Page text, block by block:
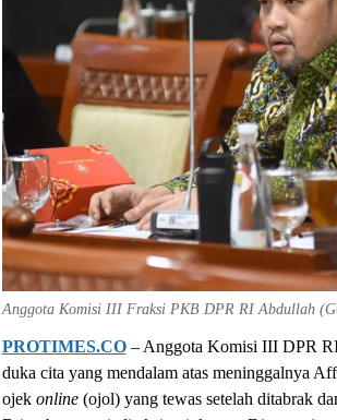
Anggota Komisi III Fraksi PKB DPR RI Abdullah
PROTIMES.CO– Anggota Komisi III DPR
duka cita yang mendalam atas meninggalnya
ojek online(ojol) yang tewas setelah ditabrak